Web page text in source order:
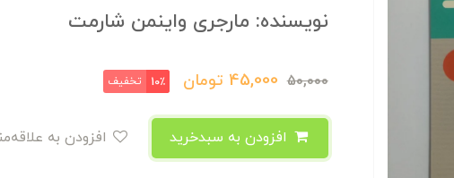
نویسنده: مارجری واینمن شارمت
50,000
45,000 تومان 10٪ تخفیف